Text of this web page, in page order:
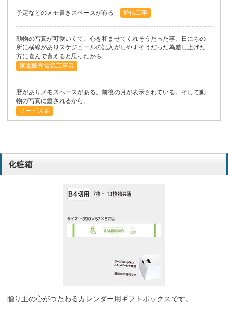
予定などのメモ書きスペースが有る 通信工事
動物の写真が可愛いくて、心を和ませてくれそうだった事、日にちの
所に横線がありスケジュールの記入がしやすそうだった為差し上げた
方に喜んで貰えると思ったから
家電販売電気工事業
暦がありメモスペースがある。前後の月が表示されている。そして動
物の写真に癒されるから。
サービス業
今年も記入しやすいタイプのカレンダーにしました。
保険業
毎年この商品にしている 通信設備工事
電気通信工事業
絵柄が可愛い、書き込みが出来て使いやすい 医療
化粧箱
贈り主の心がつたわるカレンダー用ギフトボックスです。